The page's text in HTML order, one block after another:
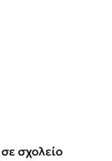
σχολείο